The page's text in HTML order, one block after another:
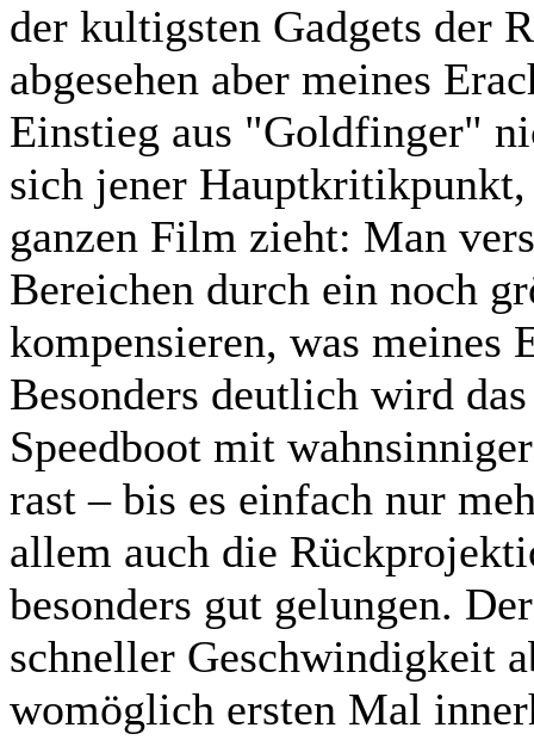
der kultigsten Gadgets der
abgesehen aber meines
Einstieg aus "Goldfinger"
sich jener
ganzen Film zieht: Man
Bereichen durch ein noch
kompensieren, was meines
Besonders deutlich wird
Speedboot mit
rast – bis es einfach nur
allem auch die
besonders gut gelungen.
schneller Geschwindigkeit
womöglich ersten Mal